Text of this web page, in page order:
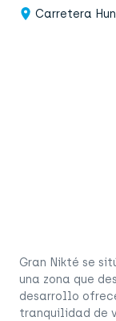
Carretera
Gran Nikté se
una zona que
desarrollo
tranquilidad de